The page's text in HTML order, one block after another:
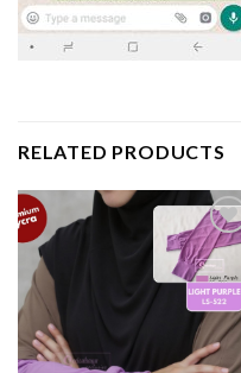
RELATED PRODUCTS
Add to
wishlist